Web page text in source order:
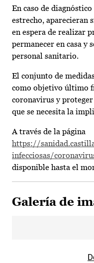
En caso de
estrecho, aparecieran
en espera de realizar
permanecer en casa y
personal sanitario.
El conjunto de
como objetivo último
coronavirus y
que se necesita la
A través de la página
https://
infecciosas/
disponible hasta el
Galería de